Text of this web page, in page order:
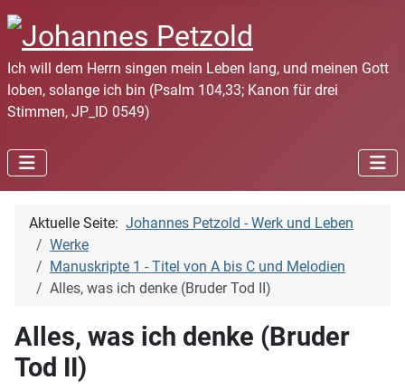
Ich will dem Herrn singen mein Leben lang, und meinen Gott
loben, solange ich bin (Psalm 104,33; Kanon für drei
Stimmen, JP_ID 0549)
Aktuelle Seite: Johannes Petzold - Werk und Leben
Werke
Manuskripte 1 - Titel von A bis C und Melodien
Alles, was ich denke (Bruder Tod II)
Alles, was ich denke (Bruder
Tod II)